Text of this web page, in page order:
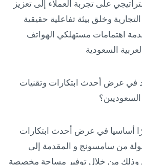
على تجربة العملاء إلى تعزيز
وخلق بيئة تفاعلية حقيقية
اهتمامات مستهلكي الهواتف
السعودية
في عرض أحدث ابتكارات وتقنيات
أساسيا في عرض أحدث ابتكارات
من سامسونج و المقدمة إلى
وذلك من خلال توفير مساحة مخصصة